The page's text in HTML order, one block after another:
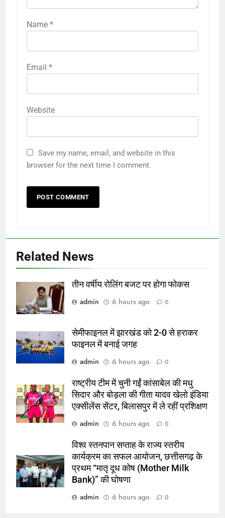
Name *
Email *
Website
Save my name, email, and website in this
browser for the next time I comment.
Related News
तीन वर्षीय रोलिंग बजट पर होगा फोकस
admin
6 hours ago 0
सेमीफाइनल में झारखंड को 2-0 से हराकर
फाइनल में बनाई जगह
admin
6 hours ago 0
राष्ट्रीय टीम में चुनी गईं कांसाबेल की मधु
सिदार और बोड़ला की गीता यादव खेलो इंडिया
एक्सीलेंस सेंटर, बिलासपुर में ले रहीं प्रशिक्षण
admin
6 hours ago 0
विश्व स्तनपान सप्ताह के राज्य स्तरीय
कार्यक्रम का सफल आयोजन, छत्तीसगढ़ के
प्रथम “मातृ दूध कोष (Mother Milk
Bank)” की घोषणा
admin
6 hours ago 0